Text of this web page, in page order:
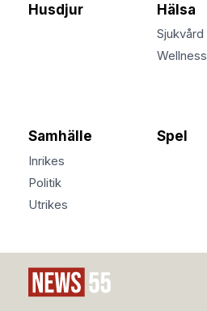
Husdjur Hälsa
Sjukvård
Wellness
Samhälle
Inrikes
Politik
Utrikes
Spel